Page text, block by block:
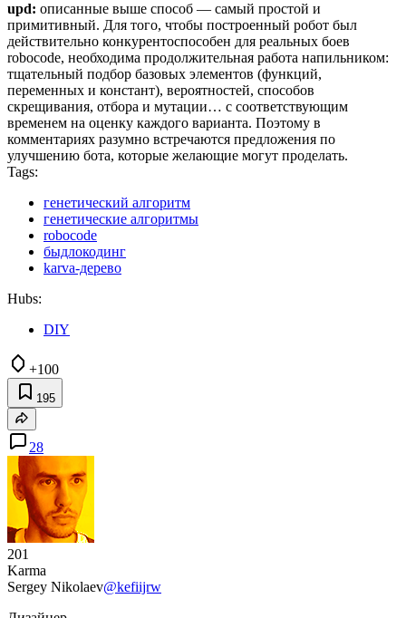
upd: описанные выше способ — самый простой и
примитивный. Для того, чтобы построенный робот был
действительно конкурентоспособен для реальных боев
robocode, необходима продолжительная работа напильником:
тщательный подбор базовых элементов (функций,
переменных и констант), вероятностей, способов
скрещивания, отбора и мутации… с соответствующим
временем на оценку каждого варианта. Поэтому в
комментариях разумно встречаются предложения по
улучшению бота, которые желающие могут проделать.
Tags:
генетический алгоритм
генетические алгоритмы
robocode
быдлокодинг
karva-дерево
Hubs:
DIY
+100
195
28
201
Karma
Sergey Nikolaev@kefiijrw